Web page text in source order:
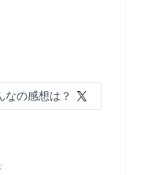
なの感想は？